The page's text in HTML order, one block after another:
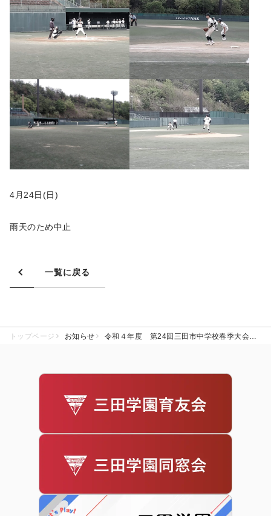
4月24日(日)
雨天のため中止
一覧に戻る
トップページ お知らせ 令和４年度 第24回三田市中学校春季大会 大坪杯争奪野球大会